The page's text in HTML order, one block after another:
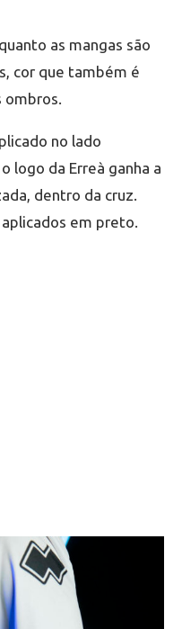
as mangas são
cor que também é
no lado
logo da Erreà ganha a
dentro da cruz.
em preto.